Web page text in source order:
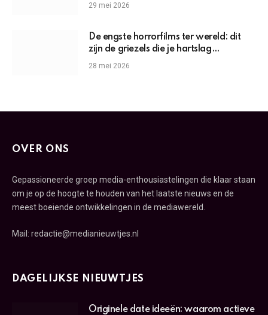
29 mei 2026
De engste horrorfilms ter wereld: dit
zijn de griezels die je hartslag
omhoogjagen
28 mei 2026
OVER ONS
Gepassioneerde groep media-enthousiastelingen die klaar staan
om je op de hoogte te houden van het laatste nieuws en de
meest boeiende ontwikkelingen in de mediawereld.
Mail: redactie@medianieuwtjes.nl
DAGELIJKSE NIEUWTJES
Originele date ideeën: waarom actieve